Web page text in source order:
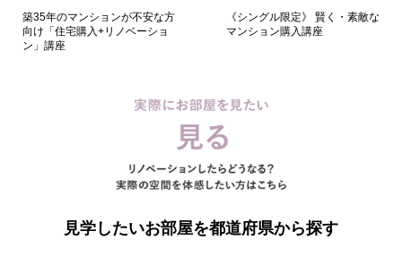
築35年のマンションが不安な方
向け「住宅購入+リノベーショ
ン」講座
《シングル限定》 賢く・素敵な
マンション購入講座
見学したいお部屋を都道府県から探す